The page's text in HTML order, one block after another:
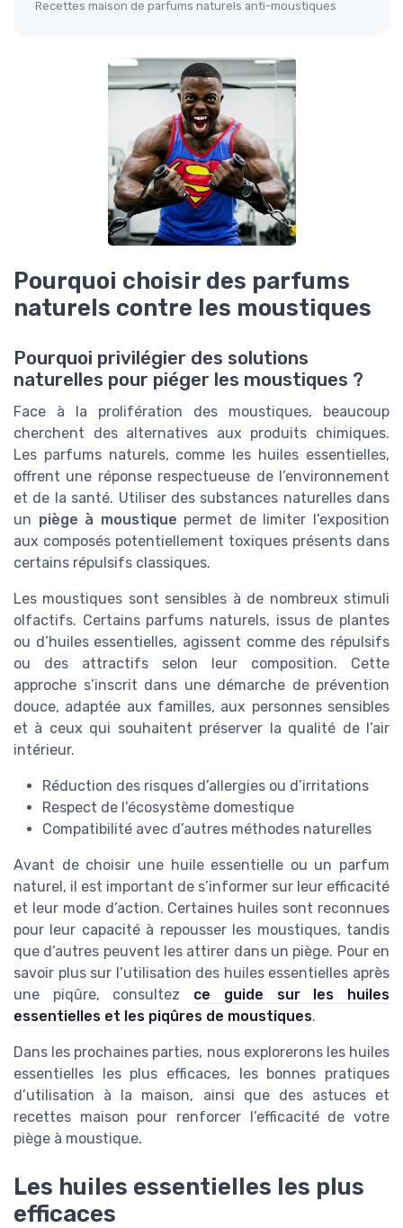
Recettes maison de parfums naturels anti-moustiques
Pourquoi choisir des parfums
naturels contre les moustiques
Pourquoi privilégier des solutions
naturelles pour piéger les moustiques ?
Face à la prolifération des moustiques, beaucoup
cherchent des alternatives aux produits chimiques.
Les parfums naturels, comme les huiles essentielles,
offrent une réponse respectueuse de l’environnement
et de la santé. Utiliser des substances naturelles dans
un piège à moustique permet de limiter l’exposition
aux composés potentiellement toxiques présents dans
certains répulsifs classiques.
Les moustiques sont sensibles à de nombreux stimuli
olfactifs. Certains parfums naturels, issus de plantes
ou d’huiles essentielles, agissent comme des répulsifs
ou des attractifs selon leur composition. Cette
approche s’inscrit dans une démarche de prévention
douce, adaptée aux familles, aux personnes sensibles
et à ceux qui souhaitent préserver la qualité de l’air
intérieur.
Réduction des risques d’allergies ou d’irritations
Respect de l’écosystème domestique
Compatibilité avec d’autres méthodes naturelles
Avant de choisir une huile essentielle ou un parfum
naturel, il est important de s’informer sur leur efficacité
et leur mode d’action. Certaines huiles sont reconnues
pour leur capacité à repousser les moustiques, tandis
que d’autres peuvent les attirer dans un piège. Pour en
savoir plus sur l’utilisation des huiles essentielles après
une piqûre, consultez ce guide sur les huiles
essentielles et les piqûres de moustiques.
Dans les prochaines parties, nous explorerons les huiles
essentielles les plus efficaces, les bonnes pratiques
d’utilisation à la maison, ainsi que des astuces et
recettes maison pour renforcer l’efficacité de votre
piège à moustique.
Les huiles essentielles les plus
efficaces